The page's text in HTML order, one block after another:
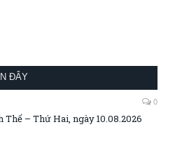
ĐÂY
0
Thể – Thứ Hai, ngày 10.08.2026